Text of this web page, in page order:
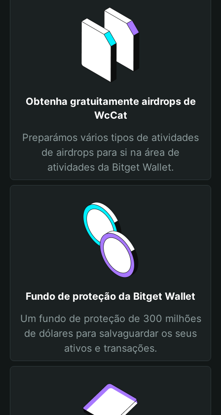
Obtenha gratuitamente airdrops de
WcCat
Preparámos vários tipos de atividades
de airdrops para si na área de
atividades da Bitget Wallet.
Fundo de proteção da Bitget Wallet
Um fundo de proteção de 300 milhões
de dólares para salvaguardar os seus
ativos e transações.